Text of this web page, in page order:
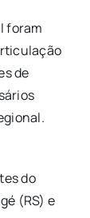
foram
de
do
(RS) e